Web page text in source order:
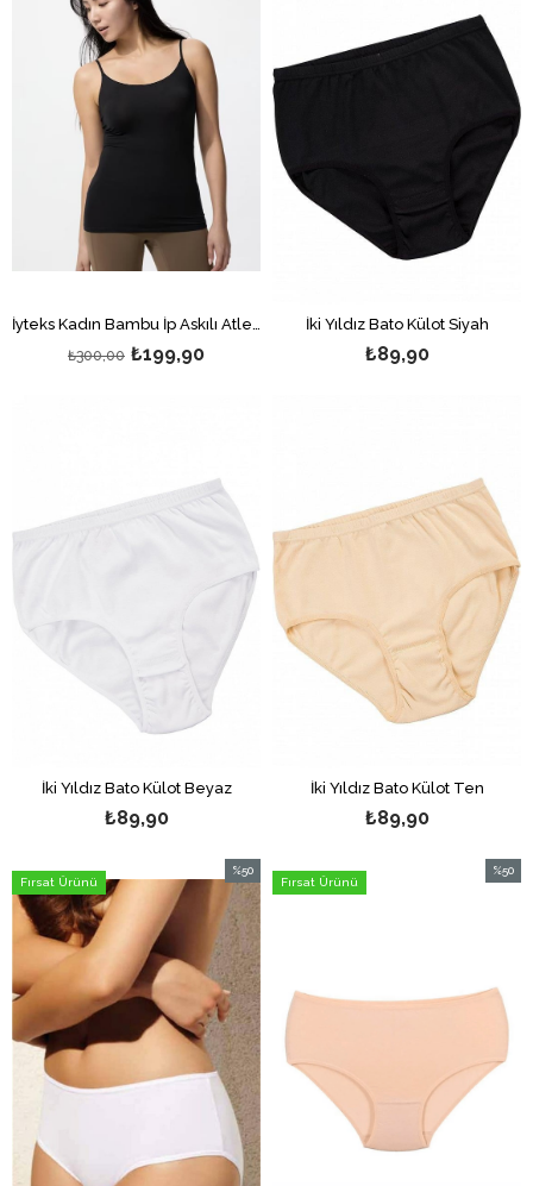
İyteks Kadın Bambu İp Askılı Atlet Siyah
₺199,90
₺300,00
İki Yıldız Bato Külot Siyah
₺89,90
İki Yıldız Bato Külot Beyaz
₺89,90
İki Yıldız Bato Külot Ten
₺89,90
%50
İndirim
%50İndirim
Fırsat Ürünü
%50
Fırsat Ürünü